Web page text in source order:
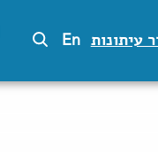
עיתונות En